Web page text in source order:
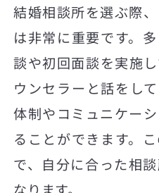
結婚相談所を選ぶ際
は非常に重要です。
談や初回面談を実施
ウンセラーと話をし
体制やコミュニケー
ることができます。
で、自分に合った相